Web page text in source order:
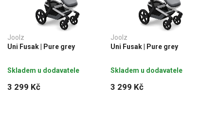
Joolz
Uni Fusak | Pure grey
3 299 Kč
Skladem u dodavatele
Joolz
Uni Fusak | Pure grey
3 299 Kč
Skladem u dodavatele